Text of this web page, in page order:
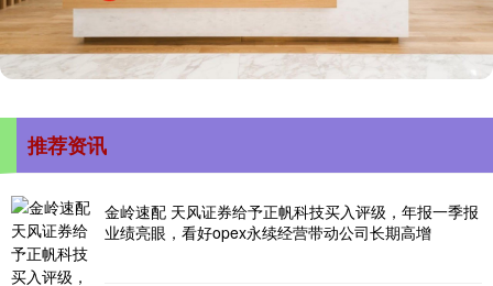
推荐资讯
金岭速配 天风证券给予正帆科技买入评级，年报一季报
业绩亮眼，看好opex永续经营带动公司长期高增